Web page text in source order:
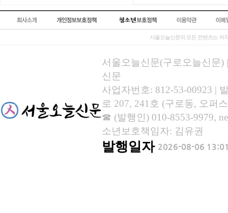
서울오늘신문의 모든 컨텐츠는 저
서울오늘신문(구로오늘신문)
신문
사업자번호: 812-53-00923 |
로 207, 241호 (구로동, 오퍼
☎ (발행인) 010-8553-9979,
소년보호책임자: 김유권
발행일자